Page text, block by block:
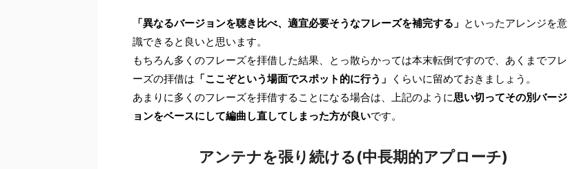
「異なるバージョンを聴き比べ、適宜必要そうなフレーズを補完する」 といったアレンジを意
識できると良いと思います。
もちろん多くのフレーズを拝借した結果、とっ散らかっては本末転倒ですので、あくまでフレ
ーズの拝借は 「ここぞという場面でスポット的に行う」
くらいに留めておきましょう。
あまりに多くのフレーズを拝借することになる場合は、上記のように思い切ってその別バージ
ョンをベースにして編曲し直してしまった方が良いです。
アンテナを張り続ける(中長期的アプローチ)